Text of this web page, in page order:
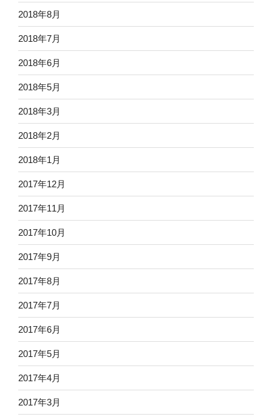
2018年8月
2018年7月
2018年6月
2018年5月
2018年3月
2018年2月
2018年1月
2017年12月
2017年11月
2017年10月
2017年9月
2017年8月
2017年7月
2017年6月
2017年5月
2017年4月
2017年3月